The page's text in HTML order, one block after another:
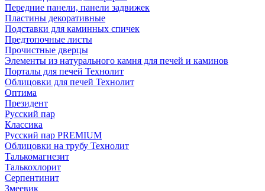
Передние панели, панели задвижек
Пластины декоративные
Подставки для каминных спичек
Предтопочные листы
Прочистные дверцы
Элементы из натурального камня для печей и каминов
Порталы для печей Технолит
Облицовки для печей Технолит
Оптима
Президент
Русский пар
Классика
Русский пар PREMIUM
Облицовки на трубу Технолит
Талькомагнезит
Талькохлорит
Серпентинит
Змеевик